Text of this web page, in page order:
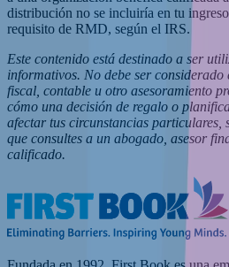
distribución no se incluiría en tu
requisito de RMD, según el IRS.
Este contenido está destinado a ser
informativos. No debe ser considerado
fiscal, contable u otro asesoramiento
cómo una decisión de regalo o
afectar tus circunstancias particulares,
que consultes a un abogado, asesor
calificado.